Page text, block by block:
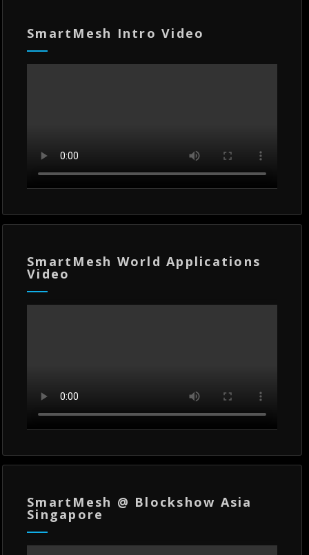
SmartMesh Intro Video
SmartMesh World Applications
Video
SmartMesh @ Blockshow Asia
Singapore